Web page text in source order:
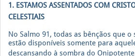
1. ESTAMOS ASSENTADOS COM
CELESTIAIS
No Salmo 91, todas as bênçãos que o
estão disponíveis somente para
descansando à sombra do